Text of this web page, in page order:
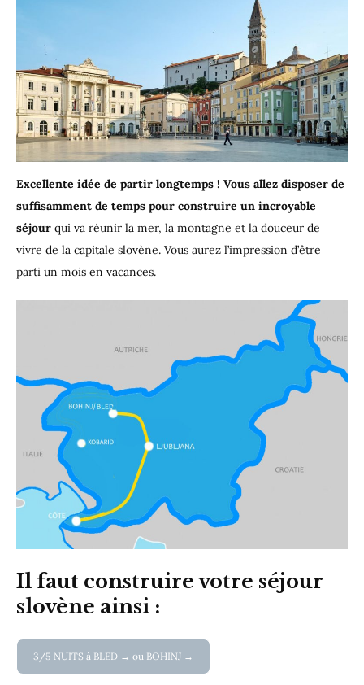
Excellente idée de partir longtemps ! Vous allez disposer de
suffisamment de temps pour construire un incroyable
séjour qui va réunir la mer, la montagne et la douceur de
vivre de la capitale slovène. Vous aurez l’impression d’être
parti un mois en vacances.
Il faut construire votre séjour
slovène ainsi :
3/5 NUITS à BLED → ou BOHINJ →